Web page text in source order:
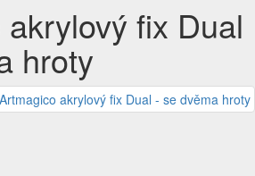
fix Dual
hroty